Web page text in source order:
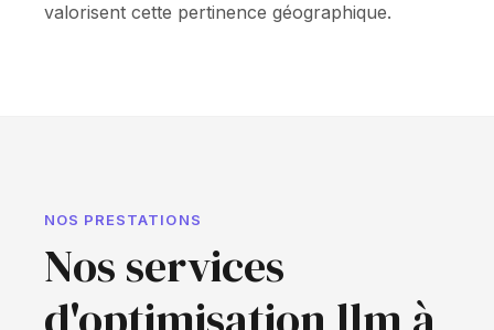
valorisent cette pertinence géographique.
NOS PRESTATIONS
Nos services